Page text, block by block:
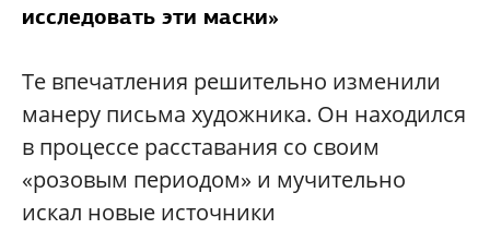
исследовать эти маски»
Те впечатления решительно изменили
манеру письма художника. Он находился
в процессе расставания со своим
«розовым периодом» и мучительно
искал новые источники